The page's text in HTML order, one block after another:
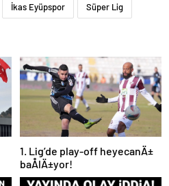
İkas Eyüpspor Süper Lig
1. Lig’de play-off heyecanÄ±
baÅlÄ±yor!